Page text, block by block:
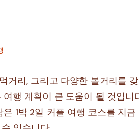
거리, 그리고 다양한 볼거리를
행 계획이 큰 도움이 될 것입
은 1박 2일 커플 여행 코스를 지